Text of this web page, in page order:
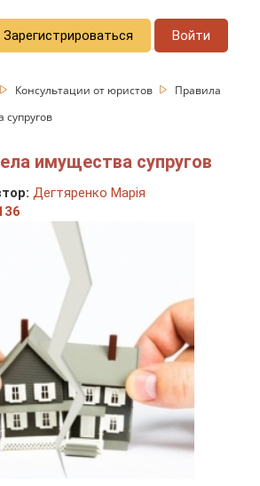
Зарегистрироваться Войти
Консультации от юристов
Правила
супругов
имущества супругов
Дегтяренко Марія